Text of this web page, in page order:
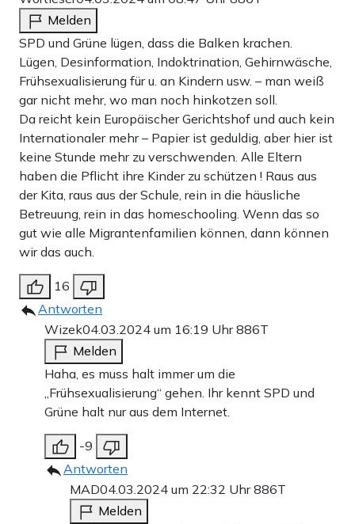
Melden
SPD und Grüne lügen, dass die Balken krachen.
Lügen, Desinformation, Indoktrination, Gehirnwäsche,
Frühsexualisierung für u. an Kindern usw. – man weiß
gar nicht mehr, wo man noch hinkotzen soll.
Da reicht kein Europäischer Gerichtshof und auch kein
Internationaler mehr – Papier ist geduldig, aber hier ist
keine Stunde mehr zu verschwenden. Alle Eltern
haben die Pflicht ihre Kinder zu schützen ! Raus aus
der Kita, raus aus der Schule, rein in die häusliche
Betreuung, rein in das homeschooling. Wenn das so
gut wie alle Migrantenfamilien können, dann können
wir das auch.
16
Antworten
Wizek04.03.2024 um 16:19 Uhr886T
Melden
Haha, es muss halt immer um die
„Frühsexualisierung“ gehen. Ihr kennt SPD und
Grüne halt nur aus dem Internet.
-9
Antworten
MAD04.03.2024 um 22:32 Uhr886T
Melden